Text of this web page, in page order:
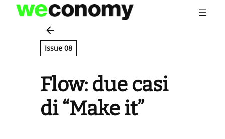
Vai
contenuto
Issue 08
Flow: due casi
di “Make it”